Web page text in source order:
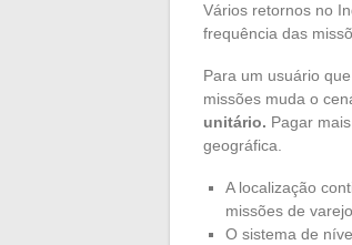
Vários retornos no
frequência das
Para um usuário
missões muda o
unitário. Pagar
geográfica.
A localização
missões de
O sistema de